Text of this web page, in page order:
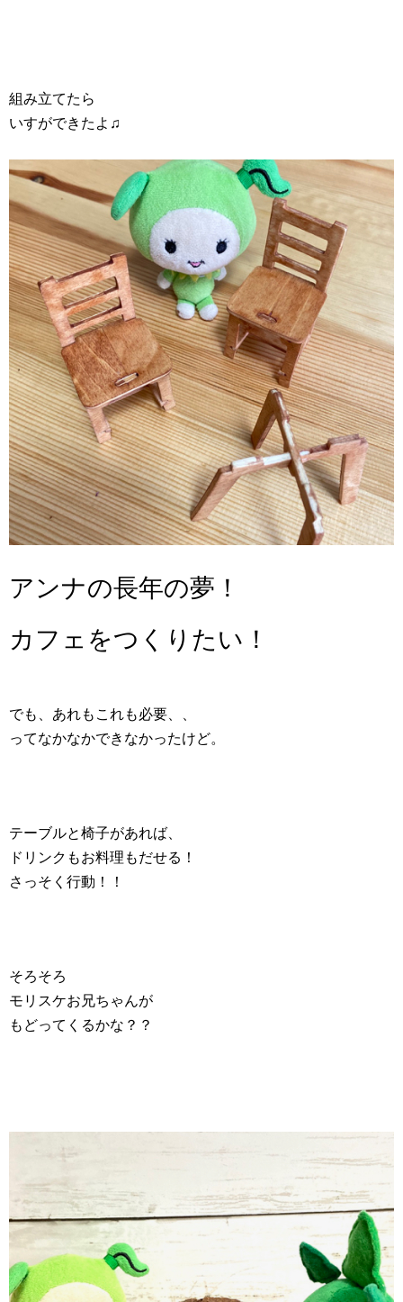
組み立てたら
いすができたよ♫
アンナの長年の夢！
カフェをつくりたい！
でも、あれもこれも必要、、
ってなかなかできなかったけど。
テーブルと椅子があれば、
ドリンクもお料理もだせる！
さっそく行動！！
そろそろ
モリスケお兄ちゃんが
もどってくるかな？？